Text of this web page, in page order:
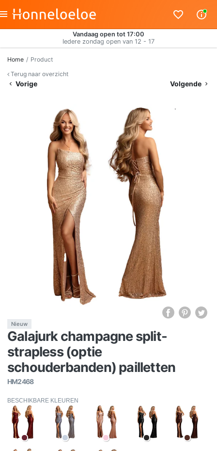
Vandaag open tot 17:00
Iedere zondag open van 12 - 17
Home
Product
Terug naar overzicht
Vorige Volgende
Nieuw
Galajurk champagne split-
strapless (optie
schouderbanden) pailletten
HM2468
BESCHIKBARE KLEUREN